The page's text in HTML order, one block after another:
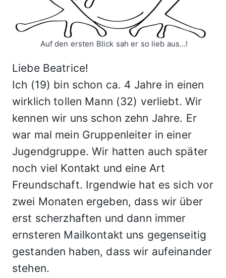
Auf den ersten Blick sah er so lieb aus…!
Liebe Beatrice!
Ich (19) bin schon ca. 4 Jahre in einen
wirklich tollen Mann (32) verliebt. Wir
kennen wir uns schon zehn Jahre. Er
war mal mein Gruppenleiter in einer
Jugendgruppe. Wir hatten auch später
noch viel Kontakt und eine Art
Freundschaft. Irgendwie hat es sich vor
zwei Monaten ergeben, dass wir über
erst scherzhaften und dann immer
ernsteren Mailkontakt uns gegenseitig
gestanden haben, dass wir aufeinander
stehen.